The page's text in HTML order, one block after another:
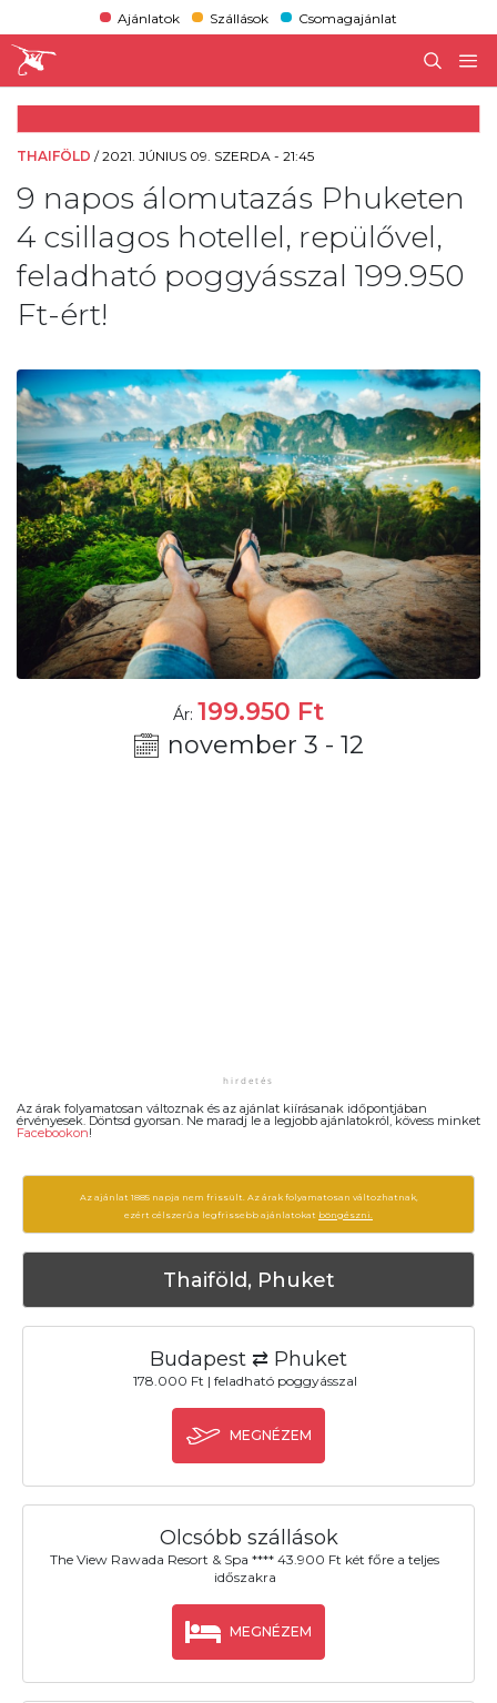
Ajánlatok Szállások Csomagajánlat
THAIFÖLD /2021. JÚNIUS 09. SZERDA - 21:45
9 napos álomutazás Phuketen
4 csillagos hotellel, repülővel,
feladható poggyásszal 199.950
Ft-ért!
Ár: 199.950 Ft
november 3 - 12
Az árak folyamatosan változnak és az ajánlat kiírásanak időpontjában
érvényesek. Döntsd gyorsan. Ne maradj le a legjobb ajánlatokról, kövess minket
Facebookon!
Az ajánlat 1885 napja nem frissült. Az árak folyamatosan változhatnak,
ezért célszerű a legfrissebb ajánlatokat böngészni.
Thaiföld, Phuket
Budapest ⇄ Phuket
178.000 Ft | feladható poggyásszal
MEGNÉZEM
Olcsóbb szállások
The View Rawada Resort & Spa **** 43.900 Ft két főre a teljes
időszakra
MEGNÉZEM